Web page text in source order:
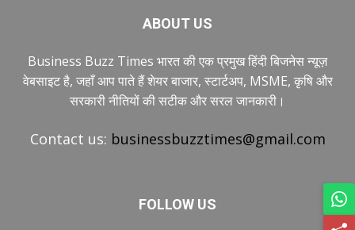
ABOUT US
Business Buzz Times भारत की एक प्रमुख हिंदी बिजनेस न्यूज़
वेबसाइट है, जहाँ आप पाते हैं शेयर बाजार, स्टार्टअप, MSME, कृषि और
सरकारी नीतियों की सटीक और सरल जानकारी।
Contact us: businessbuzztimes@gmail.com
FOLLOW US